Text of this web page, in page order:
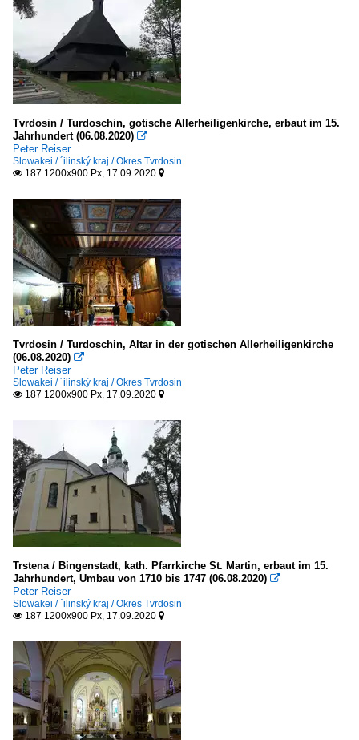
Tvrdosin / Turdoschin, gotische Allerheiligenkirche, erbaut im 15.
Jahrhundert (06.08.2020) 
Peter Reiser
Slowakei / ´ilinský kraj / Okres Tvrdosin
 187 1200x900 Px, 17.09.2020 
Tvrdosin / Turdoschin, Altar in der gotischen Allerheiligenkirche
(06.08.2020) 
Peter Reiser
Slowakei / ´ilinský kraj / Okres Tvrdosin
 187 1200x900 Px, 17.09.2020 
Trstena / Bingenstadt, kath. Pfarrkirche St. Martin, erbaut im 15.
Jahrhundert, Umbau von 1710 bis 1747 (06.08.2020) 
Peter Reiser
Slowakei / ´ilinský kraj / Okres Tvrdosin
 187 1200x900 Px, 17.09.2020 